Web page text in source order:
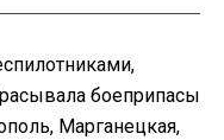
боеприпасы
Марганецкая,